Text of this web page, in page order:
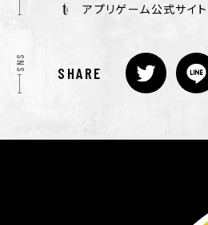
アプリゲーム公式サイト
SNS
SHARE